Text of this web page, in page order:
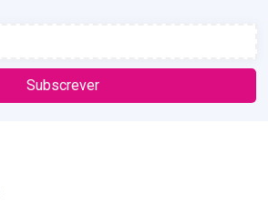
Subscrever